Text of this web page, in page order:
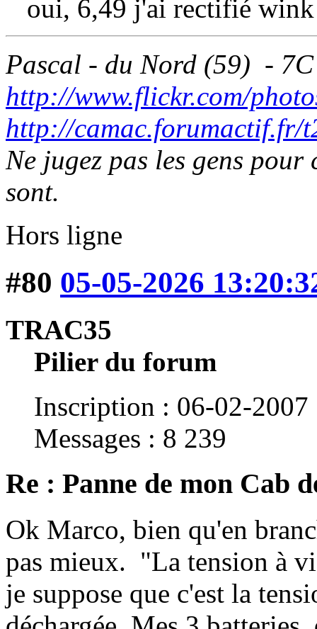
oui, 6,49 j'ai rectifié
Pascal - du Nord (59) -
http://www.flickr.com/
http://
Ne jugez pas les gens
sont.
Hors ligne
#80 05-05-2026
TRAC35
Pilier du forum
Inscription : 06-02-2007
Messages : 8 239
Re : Panne de mon Cab
Ok Marco, bien qu'en
pas mieux. "La tension à
je suppose que c'est la